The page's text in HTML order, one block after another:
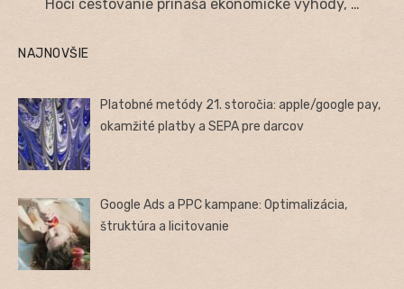
Hoci cestovanie prináša ekonomické výhody, …
NAJNOVŠIE
Platobné metódy 21. storočia: apple/google pay,
okamžité platby a SEPA pre darcov
Google Ads a PPC kampane: Optimalizácia,
štruktúra a licitovanie